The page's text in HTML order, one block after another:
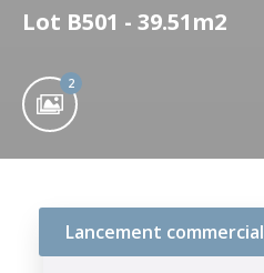
Lot B501 - 39.51m2
2
Lancement commercial